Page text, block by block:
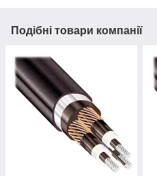
Подібні товари компанії